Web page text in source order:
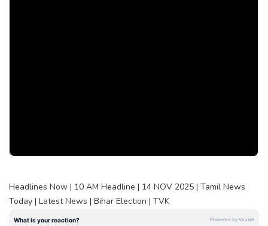
Headlines Now | 10 AM Headline | 14 NOV 2025 | Tamil News
Today | Latest News | Bihar Election | TVK